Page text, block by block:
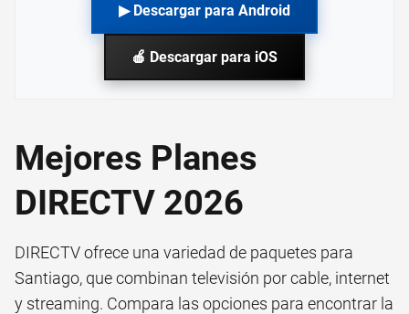
▶ Descargar para Android
🍎 Descargar para iOS
Mejores Planes
DIRECTV 2026
DIRECTV ofrece una variedad de paquetes para
Santiago, que combinan televisión por cable, internet
y streaming. Compara las opciones para encontrar la